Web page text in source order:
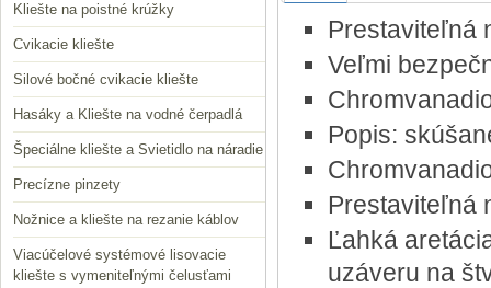
Kliešte na poistné krúžky
Cvikacie kliešte
Silové bočné cvikacie kliešte
Hasáky a Kliešte na vodné čerpadlá
Špeciálne kliešte a Svietidlo na náradie
Precízne pinzety
Nožnice a kliešte na rezanie káblov
Viacúčelové systémové lisovacie
kliešte s vymeniteľnými čelusťami
Prestaviteľná
Veľmi
Popis:
Prestaviteľná
Ľahká
uzáveru na